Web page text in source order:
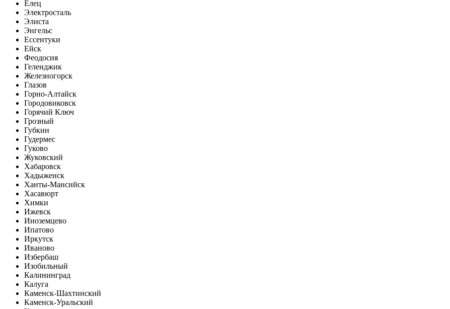
Елец
Электросталь
Элиста
Энгельс
Ессентуки
Ейск
Феодосия
Геленджик
Железногорск
Глазов
Горно-Алтайск
Городовиковск
Горячий Ключ
Грозный
Губкин
Гудермес
Гуково
Жуковский
Хабаровск
Хадыженск
Ханты-Мансийск
Хасавюрт
Химки
Ижевск
Иноземцево
Ипатово
Иркутск
Иваново
Избербаш
Изобильный
Калининград
Калуга
Каменск-Шахтинский
Каменск-Уральский